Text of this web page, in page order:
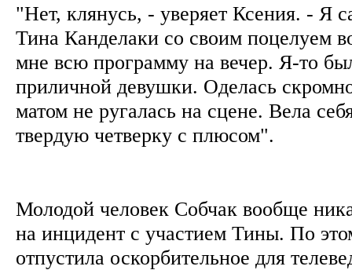
"Нет, клянусь, - уверяет Ксения. - Я
Тина Канделаки со своим поцелуем
мне всю программу на вечер. Я-то
приличной девушки. Оделась
матом не ругалась на сцене. Вела
твердую четверку с плюсом".
Молодой человек Собчак вообще
на инцидент с участием Тины. По
отпустила оскорбительное для